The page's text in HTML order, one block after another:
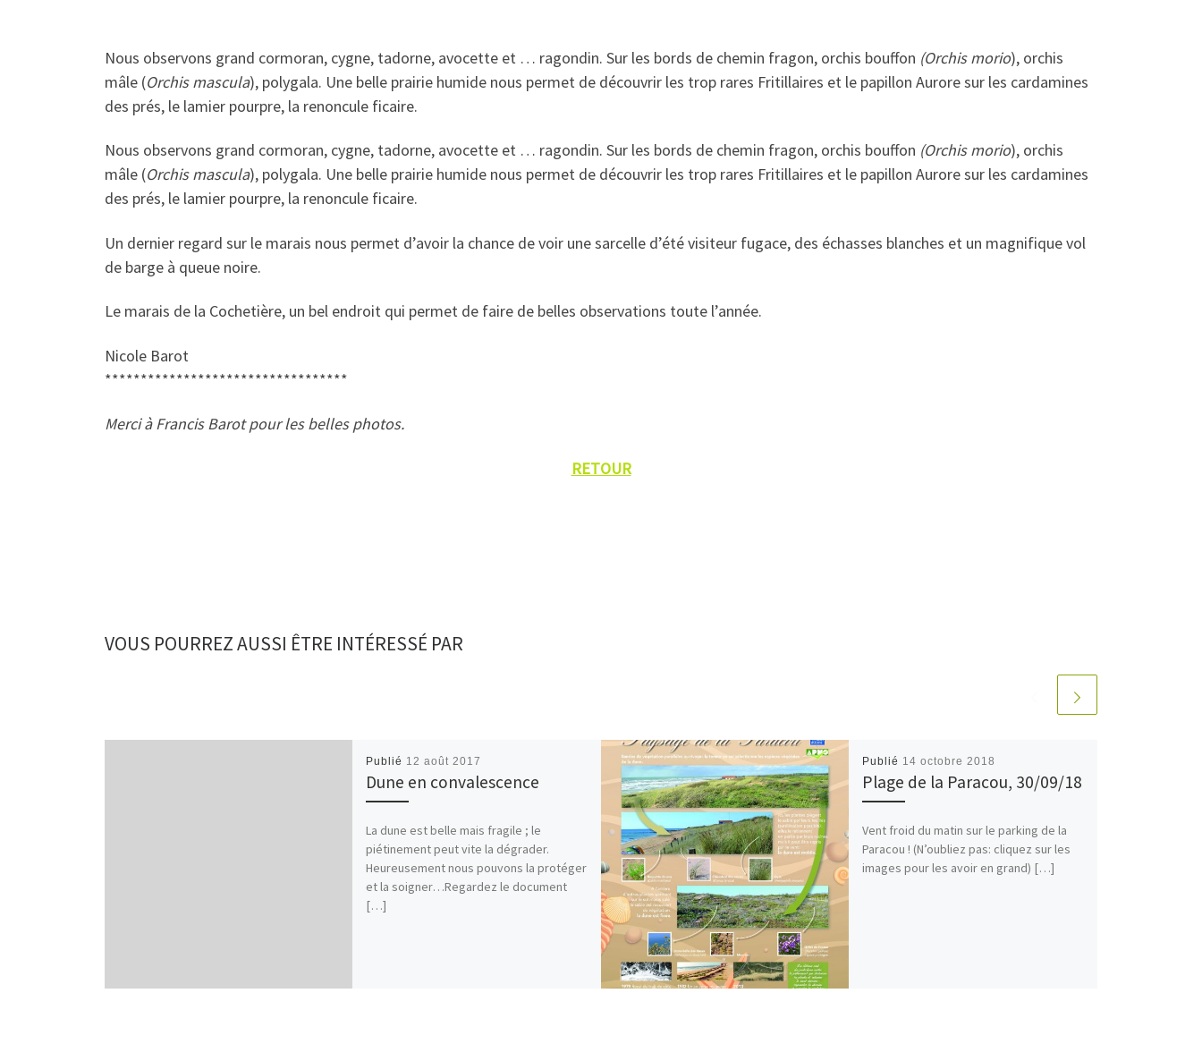
Nous observons grand cormoran, cygne, tadorne, avocette et … ragondin. Sur les bords de chemin fragon, orchis bouffon (Orchis morio), orchis
mâle (Orchis mascula), polygala. Une belle prairie humide nous permet de découvrir les trop rares Fritillaires et le papillon Aurore sur les cardamines
des prés, le lamier pourpre, la renoncule ficaire.
Nous observons grand cormoran, cygne, tadorne, avocette et … ragondin. Sur les bords de chemin fragon, orchis bouffon (Orchis morio), orchis
mâle (Orchis mascula), polygala. Une belle prairie humide nous permet de découvrir les trop rares Fritillaires et le papillon Aurore sur les cardamines
des prés, le lamier pourpre, la renoncule ficaire.
Un dernier regard sur le marais nous permet d’avoir la chance de voir une sarcelle d’été visiteur fugace, des échasses blanches et un magnifique vol
de barge à queue noire.
Le marais de la Cochetière, un bel endroit qui permet de faire de belles observations toute l’année.
Nicole Barot
**********************************
Merci à Francis Barot pour les belles photos.
RETOUR
VOUS POURREZ AUSSI ÊTRE INTÉRESSÉ PAR
Publié 12 août 2017
Dune en convalescence
La dune est belle mais fragile ; le
piétinement peut vite la dégrader.
Heureusement nous pouvons la protéger
et la soigner…Regardez le document
[…]
Publié 14 octobre 2018
Plage de la Paracou, 30/09/18
Vent froid du matin sur le parking de la
Paracou ! (N’oubliez pas: cliquez sur les
images pour les avoir en grand) […]